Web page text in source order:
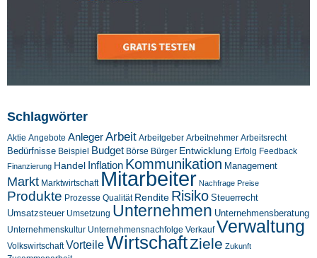
Schlagwörter
Aktie Angebote AnlegerArbeit Arbeitgeber Arbeitnehmer Arbeitsrecht
Bedürfnisse Beispiel Budget Börse Bürger Entwicklung Erfolg Feedback
Finanzierung Handel Inflation Kommunikation Management
Markt Marktwirtschaft Mitarbeiter Nachfrage Preise
Produkte Prozesse Qualität Rendite Risiko Steuerrecht
Umsatzsteuer Umsetzung Unternehmen Unternehmensberatung
Unternehmenskultur Unternehmensnachfolge Verkauf Verwaltung
Volkswirtschaft VorteileWirtschaftZiele Zukunft